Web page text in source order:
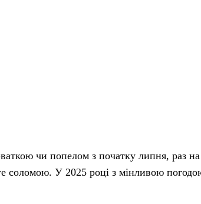
чи попелом з початку липня, раз
соломою. У 2025 році з мінливою